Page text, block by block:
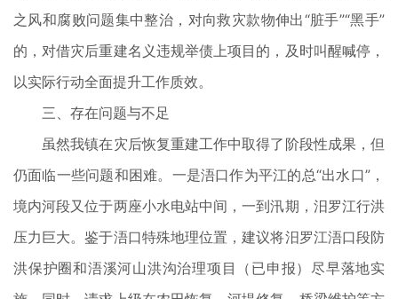
之风和腐败问题集中整治，对向救灾款物伸出“脏手”“黑手”
的，对借灾后重建名义违规举债上项目的，及时叫醒喊停，
以实际行动全面提升工作质效。
三、存在问题与不足
虽然我镇在灾后恢复重建工作中取得了阶段性成果，但
仍面临一些问题和困难。一是浯口作为平江的总“出水口”，
境内河段又位于两座小水电站中间，一到汛期，汨罗江行洪
压力巨大。鉴于浯口特殊地理位置，建议将汨罗江浯口段防
洪保护圈和浯溪河山洪沟治理项目（已申报）尽早落地实